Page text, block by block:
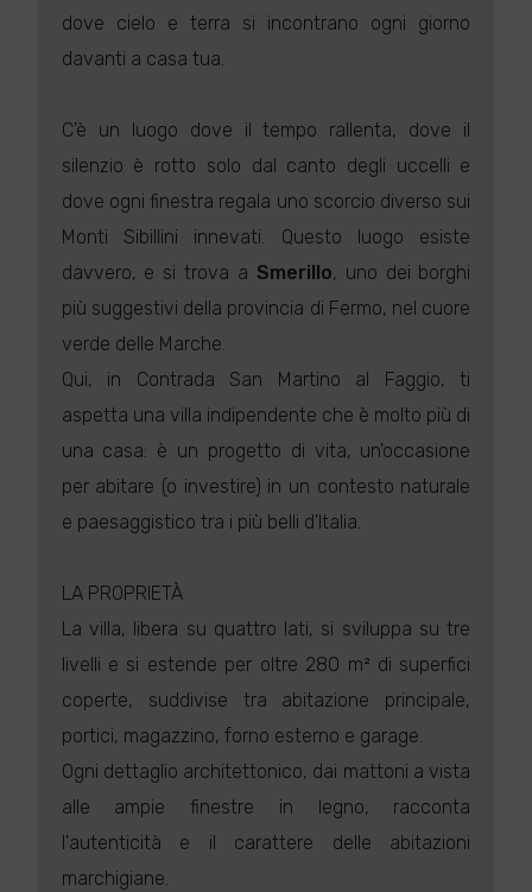
dove cielo e terra si incontrano ogni giorno
davanti a casa tua.
C'è un luogo dove il tempo rallenta, dove il
silenzio è rotto solo dal canto degli uccelli e
dove ogni finestra regala uno scorcio diverso sui
Monti Sibillini innevati. Questo luogo esiste
davvero, e si trova a Smerillo, uno dei borghi
più suggestivi della provincia di Fermo, nel cuore
verde delle Marche.
Qui, in Contrada San Martino al Faggio, ti
aspetta una villa indipendente che è molto più di
una casa: è un progetto di vita, un'occasione
per abitare (o investire) in un contesto naturale
e paesaggistico tra i più belli d'Italia.
LA PROPRIETÀ
La villa, libera su quattro lati, si sviluppa su tre
livelli e si estende per oltre 280 m² di superfici
coperte, suddivise tra abitazione principale,
portici, magazzino, forno esterno e garage.
Ogni dettaglio architettonico, dai mattoni a vista
alle ampie finestre in legno, racconta
l'autenticità e il carattere delle abitazioni
marchigiane.